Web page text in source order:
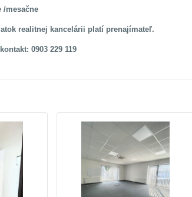
/mesačne
realitnej kancelárii platí prenajímateľ.
0903 229 119